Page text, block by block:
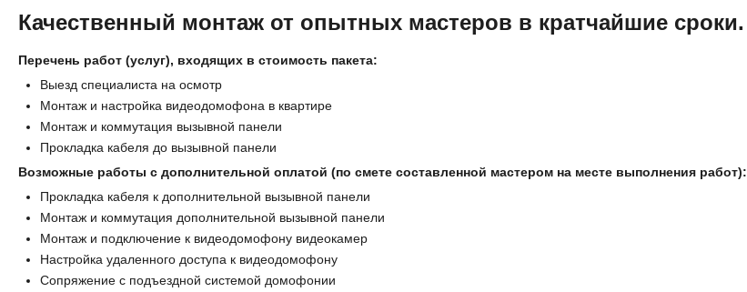
Качественный монтаж от опытных мастеров в кратчайшие сроки.
Перечень работ (услуг), входящих в стоимость пакета:
Выезд специалиста на осмотр
Монтаж и настройка видеодомофона в квартире
Монтаж и коммутация вызывной панели
Прокладка кабеля до вызывной панели
Возможные работы с дополнительной оплатой (по смете составленной мастером на месте выполнения работ):
Прокладка кабеля к дополнительной вызывной панели
Монтаж и коммутация дополнительной вызывной панели
Монтаж и подключение к видеодомофону видеокамер
Настройка удаленного доступа к видеодомофону
Сопряжение с подъездной системой домофонии